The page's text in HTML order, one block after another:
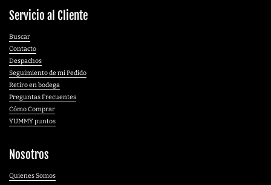
Servicio al Cliente
Buscar
Contacto
Despachos
Seguimiento de mi Pedido
Retiro en bodega
Preguntas Frecuentes
Cómo Comprar
YUMMY puntos
Nosotros
Quienes Somos